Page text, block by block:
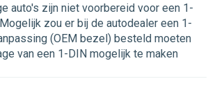
auto's zijn niet voorbereid voor een 1-
zou er bij de autodealer een 1-
(OEM bezel) besteld moeten
van een 1-DIN mogelijk te maken